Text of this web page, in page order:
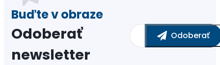
Odoberať
newsletter